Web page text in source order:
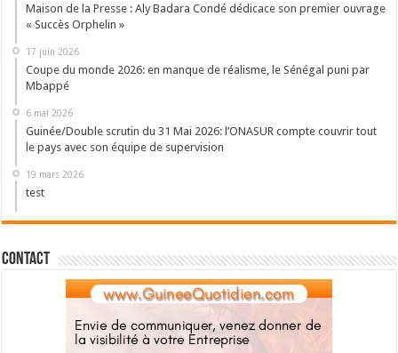
Maison de la Presse : Aly Badara Condé dédicace son premier ouvrage
« Succès Orphelin »
17 juin 2026
Coupe du monde 2026: en manque de réalisme, le Sénégal puni par
Mbappé
6 mai 2026
Guinée/Double scrutin du 31 Mai 2026: l’ONASUR compte couvrir tout
le pays avec son équipe de supervision
19 mars 2026
test
Contact